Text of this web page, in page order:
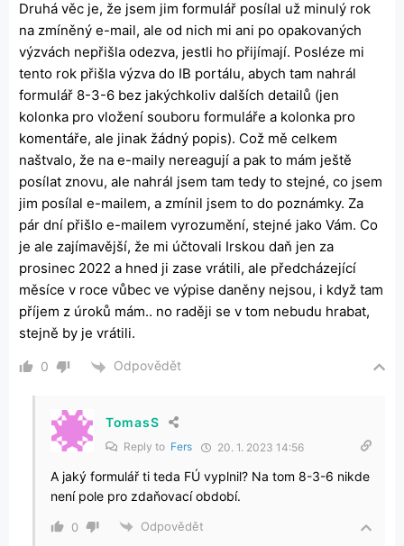
Druhá věc je, že jsem jim formulář posílal už minulý rok
na zmíněný e-mail, ale od nich mi ani po opakovaných
výzvách nepřišla odezva, jestli ho přijímají. Posléze mi
tento rok přišla výzva do IB portálu, abych tam nahrál
formulář 8-3-6 bez jakýchkoliv dalších detailů (jen
kolonka pro vložení souboru formuláře a kolonka pro
komentáře, ale jinak žádný popis). Což mě celkem
naštvalo, že na e-maily nereagují a pak to mám ještě
posílat znovu, ale nahrál jsem tam tedy to stejné, co jsem
jim posílal e-mailem, a zmínil jsem to do poznámky. Za
pár dní přišlo e-mailem vyrozumění, stejné jako Vám. Co
je ale zajímavější, že mi účtovali Irskou daň jen za
prosinec 2022 a hned ji zase vrátili, ale předcházející
měsíce v roce vůbec ve výpise daněny nejsou, i když tam
příjem z úroků mám.. no raději se v tom nebudu hrabat,
stejně by je vrátili.
0 Odpovědět
TomasS
Reply to Fers 20. 1. 2023 14:56
A jaký formulář ti teda FÚ vyplnil? Na tom 8-3-6 nikde
není pole pro zdaňovací období.
0 Odpovědět